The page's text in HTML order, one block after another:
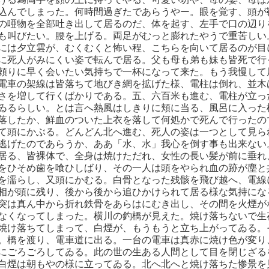
んでしまった。何時間過ぎたであらうやー。眼を覚す、頭
唖物を全部吐き出して居るのだ、体を起す、左手で口の辺
叫びたい。腰を上げる。両足がむっと膨れたやうで重苦し
は夕立雲が、むくむくと怖い程、こちらを向いて居るのが
死人がみにくい姿で転んで居る。父も母も弟も妹も皆死で
りに早く会いたい気持ちで一杯になって来た。もう我慢し
車の架線は皆落ちて地びき網を拡げた様、電柱は倒れ、並
を増して行くばかりである。五、六百米も進む、電柱が立
るらしい。とは言へ熱風はしきりに頬に当る、風呂に入っ
したか、鮮血のついた上衣を落して何処かで死んで行った
頭にかぶる。どんどん北へ進む、死人の姿は一つとして見
げたのであらうか、ああ「水、水」我心を倒す事も出来な
る、皆裸体で、全身は焼けただれ、女性の長い髪が前に垂
ひそめ歯を喰ひしばり、その一人は頭をやられ血の跡が塵
濡らし、又頭にかむる。白骨となった残骸を飛び越へ、電
が頭に残り、後から後から追ひかけられて居る様な気持に
は真ん中から折れ鉄骨をあらはにむき出し、その間を火煙
くなってしまった。横川の釣橋が見えた。焼け落ちないで
け落ちてしまって、白煙が、もうもうと立ち上がってゐる
橋を渡り、電車道に出る。一台の電車は真赤に焼け色が変
ごろごろしてゐる。此の世の生ある人間として目を閉じざ
煙は朝もやの様に立ってゐる。北へ北へと焼け落ちた惨景